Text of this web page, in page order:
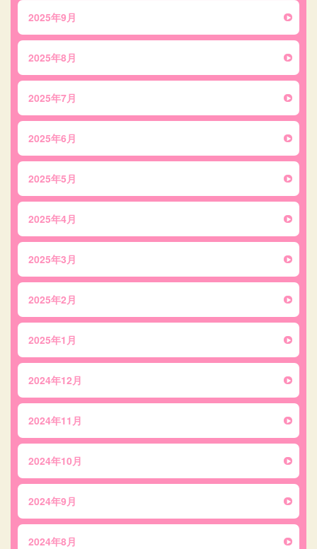
2025年9月
2025年8月
2025年7月
2025年6月
2025年5月
2025年4月
2025年3月
2025年2月
2025年1月
2024年12月
2024年11月
2024年10月
2024年9月
2024年8月